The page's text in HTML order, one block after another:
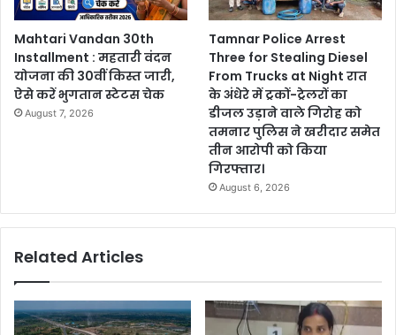
Mahtari Vandan 30th
Installment : महतारी वंदन
योजना की 30वीं किस्त जारी,
ऐसे करें भुगतान स्टेटस चेक
August 7, 2026
Tamnar Police Arrest
Three for Stealing Diesel
From Trucks at Night रात
के अंधेरे में ट्रकों-ट्रेलरों का
डीजल उड़ाने वाले गिरोह को
तमनार पुलिस ने खरीदार समेत
तीन आरोपी को किया
गिरफ्तार।
August 6, 2026
Related Articles